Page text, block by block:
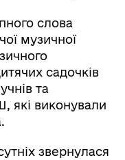
слова
музичної
садочків
та
які виконували
звернулася